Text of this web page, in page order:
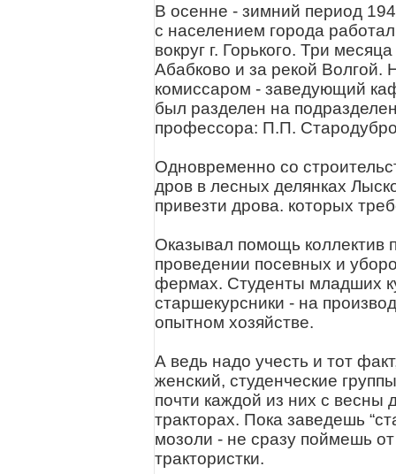
В осенне - зимний период
с населением города
вокруг г. Горького. Три
Абабково и за рекой
комиссаром - заведующий
был разделен на
профессора: П.П.
Одновременно со
дров в лесных делянках
привезти дрова. которых
Оказывал помощь коллектив
проведении посевных и
фермах. Студенты младших
старшекурсники - на
опытном хозяйстве.
А ведь надо учесть и тот
женский, студенческие
почти каждой из них с весны
тракторах. Пока заведешь
мозоли - не сразу поймешь
трактористки.